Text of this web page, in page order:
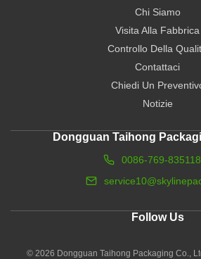
Chi Siamo
Visita Alla Fabbrica
Controllo Della
Contattaci
Chiedi Un
Notizie
Dongguan Taihong
0086-769-
Follow Us
© 2026 Dongguan Taihong Packaging Co.,